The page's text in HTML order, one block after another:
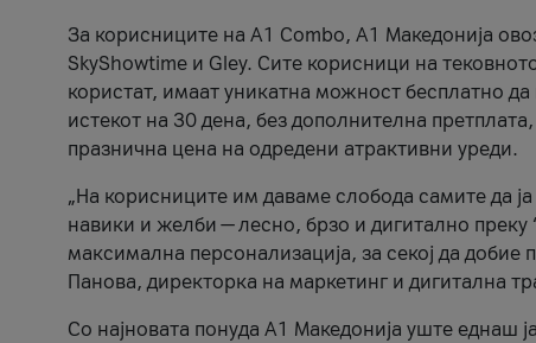
За корисниците на A1 Combo, А1 Македонија
SkyShowtime и Gley. Сите корисници на
користат, имаат уникатна можност бесплатно
истекот на 30 дена, без дополнителна
празнична цена на одредени атрактивни уреди.
„На корисниците им даваме слобода самите да
навики и желби — лесно, брзо и дигитално
максимална персонализација, за секој да
Панова, директорка на маркетинг и дигитална
Со најновата понуда А1 Македонија уште еднаш